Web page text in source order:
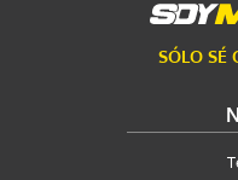
SÓLO SÉ